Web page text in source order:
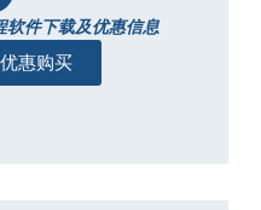
软件下载及优惠信息
惠购买